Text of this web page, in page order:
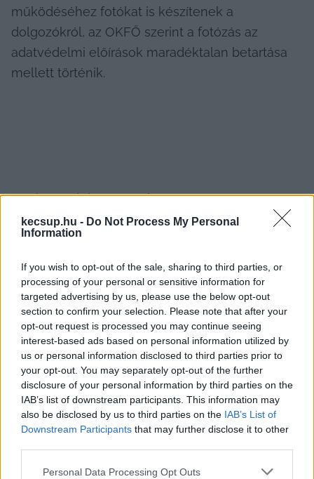
kecsup.hu - Do Not Process My Personal
Information
If you wish to opt-out of the sale, sharing to third parties, or
processing of your personal or sensitive information for
targeted advertising by us, please use the below opt-out
section to confirm your selection. Please note that after your
opt-out request is processed you may continue seeing
interest-based ads based on personal information utilized by
us or personal information disclosed to third parties prior to
your opt-out. You may separately opt-out of the further
disclosure of your personal information by third parties on the
IAB’s list of downstream participants. This information may
also be disclosed by us to third parties on the IAB’s List of
Downstream Participants that may further disclose it to other
Please note that this website/app uses one or more Google
Personal Data Processing Opt Outs
működéséhez fotókat is készítenek a
dolgozókról, az OKFŐ szerint a fotózás az
adatvédelmi előírások maradéktalan betartása
mellett történik.
A Telex emlékeztetett, hogy még egy 2024
nyarán elfogadott salátatörvénybe került bele az
a módosítás, melynek értelmében az állami
„ellenőrizzék az alkalmazottak munkaidejének
betartását, az intézménybe történő be- és
kilépését”. Az ötletet még egy évvel korábban
lengette be egy helyettes államtitkár, aki azt
mondta, hogy vannak kórházak, ahol nagyon
eltérnek az átlagtól az orvosi teljesítmények.
„Akinek nyolc órát fizetünk, az legyen benn nyolc
órát. Az orvosoknak és más dolgozóknak az
intézmény be- és kijáratainál elhelyezett